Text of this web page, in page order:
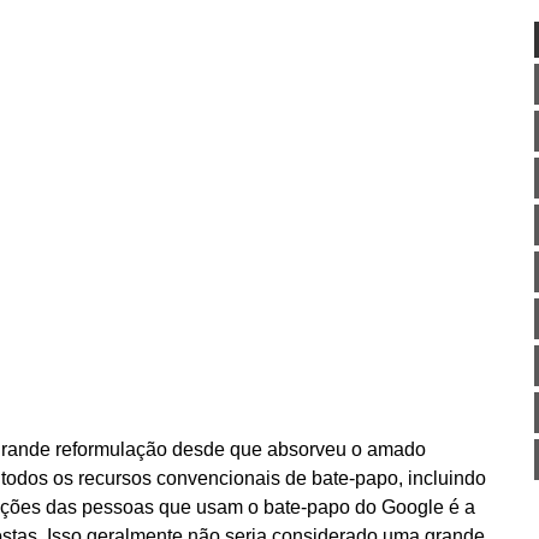
reformulação desde que absorveu o amado
os recursos convencionais de bate-papo, incluindo
das pessoas que usam o bate-papo do Google é a